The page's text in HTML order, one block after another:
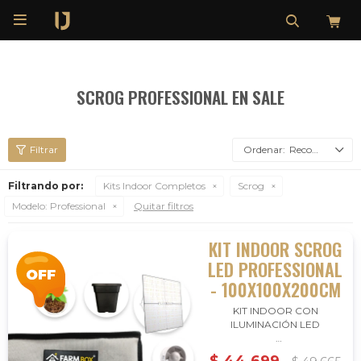

SCROG PROFESSIONAL EN SALE
Recomendados
Filtrando por: Kits Indoor Completos
Scrog
Modelo: Professional Quitar filtros
KIT INDOOR SCROG
LED PROFESSIONAL
- 100X100X200CM
KIT INDOOR CON
ILUMINACIÓN LED
Llevá tu kit indoor para scrog